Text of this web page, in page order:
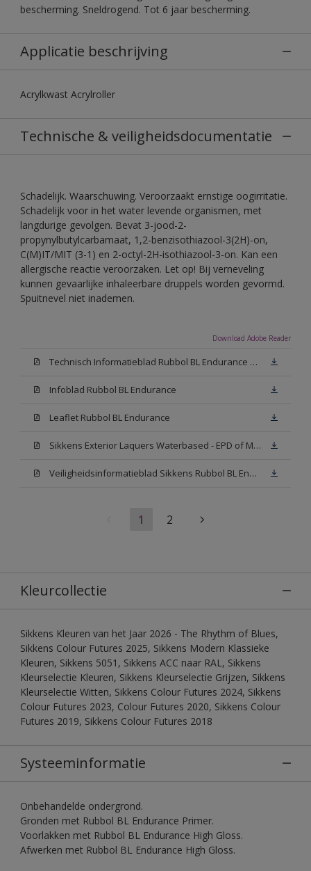
bescherming. Sneldrogend. Tot 6 jaar bescherming.
Applicatie beschrijving
Acrylkwast Acrylroller
Technische & veiligheidsdocumentatie
Schadelijk. Waarschuwing. Veroorzaakt ernstige oogirritatie.
Schadelijk voor in het water levende organismen, met
langdurige gevolgen. Bevat 3-jood-2-
propynylbutylcarbamaat, 1,2-benzisothiazool-3(2H)-on,
C(M)IT/MIT (3-1) en 2-octyl-2H-isothiazool-3-on. Kan een
allergische reactie veroorzaken. Let op! Bij verneveling
kunnen gevaarlijke inhaleerbare druppels worden gevormd.
Spuitnevel niet inademen.
Download Adobe Reader
Technisch Informatieblad Rubbol BL Endurance HG (PDF)
Infoblad Rubbol BL Endurance
Leaflet Rubbol BL Endurance
Sikkens Exterior Laquers Waterbased - EPD of Milieuproductverklaring
Veiligheidsinformatieblad Sikkens Rubbol BL Endurance High Gloss N00 (MSDS)
1 2
Kleurcollectie
Sikkens Kleuren van het Jaar 2026 - The Rhythm of Blues,
Sikkens Colour Futures 2025, Sikkens Modern Klassieke
Kleuren, Sikkens 5051, Sikkens ACC naar RAL, Sikkens
Kleurselectie Kleuren, Sikkens Kleurselectie Grijzen, Sikkens
Kleurselectie Witten, Sikkens Colour Futures 2024, Sikkens
Colour Futures 2023, Colour Futures 2020, Sikkens Colour
Futures 2019, Sikkens Colour Futures 2018
Systeeminformatie
Onbehandelde ondergrond.
Gronden met Rubbol BL Endurance Primer.
Voorlakken met Rubbol BL Endurance High Gloss.
Afwerken met Rubbol BL Endurance High Gloss.